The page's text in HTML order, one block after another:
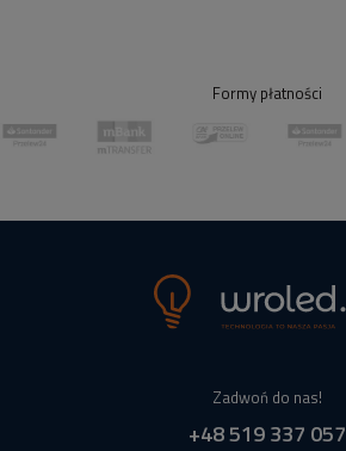
Formy płatności
Zadwoń do nas!
+48 519 337 057